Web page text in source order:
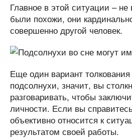
Главное в этой ситуации –
были похожи, они
совершенно другой человек.
Еще один вариант
подсолнухи, значит, вы
разговаривать, чтобы
личности. Если вы
объективно относится к
результатом своей работы.